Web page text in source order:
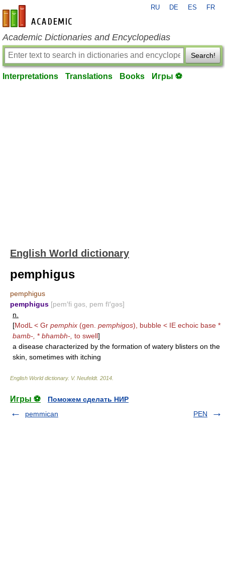
en-academic.com
RU DE ES FR
Academic Dictionaries and Encyclopedias
Search!
Interpretations Translations Books Игры ⚽
English World dictionary
pemphigus
pemphigus
pemphigus [pem′fi gəs, pem fī′gəs]
n.
[ModL < Gr pemphix (gen. pemphigos), bubble < IE echoic base *
bamb-, * bhambh-, to swell]
a disease characterized by the formation of watery blisters on the
skin, sometimes with itching
English World dictionary. V. Neufeldt. 2014
Игры ⚽
Поможем сделать НИР
pemmican
PEN